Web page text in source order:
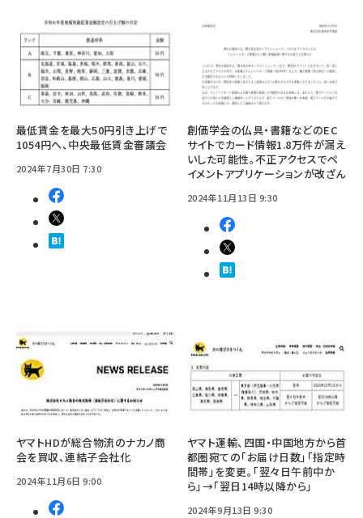
最低賃金を最大50円引き上げで
1054円へ、中央最低賃金審議会
2024年7月30日 7:30
創価学会の仏具・書籍などのEC
サイトでカード情報1.8万件が漏え
いした可能性。不正アクセスでペ
イメントアプリケーションが改ざん
2024年11月13日 9:30
ヤマトHDが総合物流のナカノ商
会を買収、連結子会社化
2024年11月6日 9:00
ヤマト運輸、四国・中国地方から首
都圏宛ての「お届け日数」「指定時
間帯」を変更。「翌々日午前中か
ら」→「翌日14時以降から」
2024年9月13日 9:30